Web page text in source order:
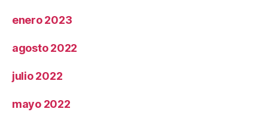
enero 2023
agosto 2022
julio 2022
mayo 2022